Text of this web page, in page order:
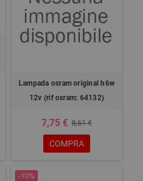
Lampada osram original h6w
12v (rif osram: 64132)
7,75 € 8,61 €
COMPRA
-10%